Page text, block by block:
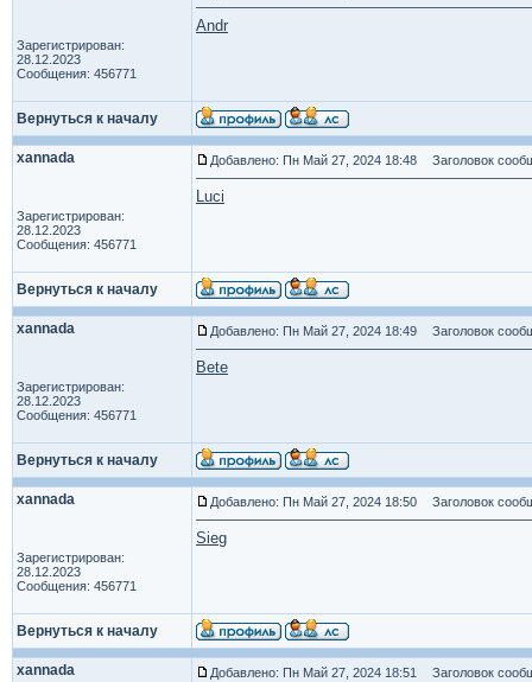
Зарегистрирован:
28.12.2023
Сообщения: 456771
Andr
Вернуться к началу
xannada
Зарегистрирован:
28.12.2023
Сообщения: 456771
Добавлено: Пн Май 27, 2024 18:48 Заголовок
Luci
Вернуться к началу
xannada
Зарегистрирован:
28.12.2023
Сообщения: 456771
Добавлено: Пн Май 27, 2024 18:49 Заголовок
Bete
Вернуться к началу
xannada
Зарегистрирован:
28.12.2023
Сообщения: 456771
Добавлено: Пн Май 27, 2024 18:50 Заголовок
Sieg
Вернуться к началу
xannada Добавлено: Пн Май 27, 2024 18:51 Заголовок